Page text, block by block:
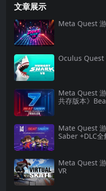
文章展示
Meta Quest
Oculus Quest
Meta Quest
共存版本》
Mate Quest
Saber +DLC全
Meta Quest
VR